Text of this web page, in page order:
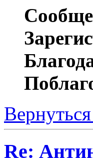
Re: